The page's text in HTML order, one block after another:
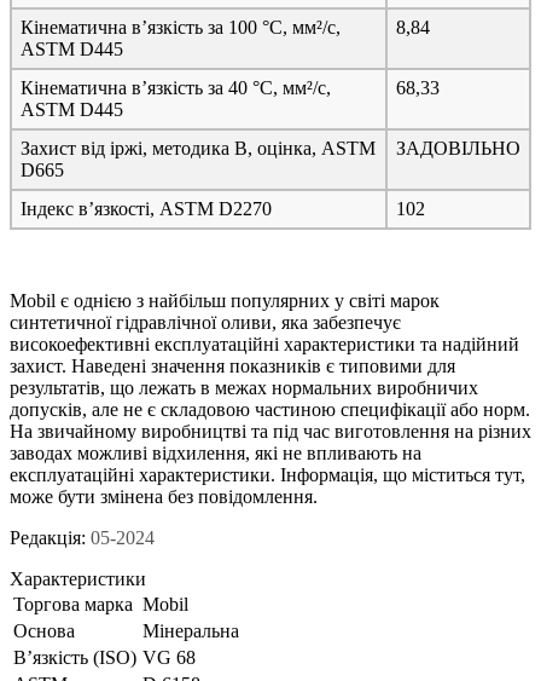
Кінематична в’язкість за 100 °C, мм²/с,
ASTM D445
8,84
Кінематична в’язкість за 40 °C, мм²/с,
ASTM D445
68,33
Захист від іржі, методика B, оцінка, ASTM
D665
ЗАДОВІЛЬНО
Індекс в’язкості, ASTM D2270 102
Mobil є однією з найбільш популярних у світі марок
синтетичної гідравлічної оливи, яка забезпечує
високоефективні експлуатаційні характеристики та надійний
захист. Наведені значення показників є типовими для
результатів, що лежать в межах нормальних виробничих
допусків, але не є складовою частиною специфікації або норм.
На звичайному виробництві та під час виготовлення на різних
заводах можливі відхилення, які не впливають на
експлуатаційні характеристики. Інформація, що міститься тут,
може бути змінена без повідомлення.
Редакція: 05-2024
Характеристики
Торгова марка Mobil
Основа
Мінеральна
В’язкість (ISO) VG 68